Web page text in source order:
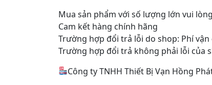
Mua sản phẩm với số lượng lớn vui
Cam kết hàng chính hãng
Trường hợp đổi trả lỗi do shop: Phí
Trường hợp đổi trả không phải lỗi của
Công ty TNHH Thiết Bị Vạn Hồng